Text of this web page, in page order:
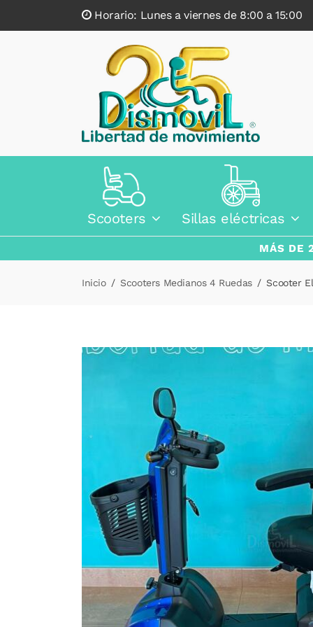
Horario: Lunes a viernes de 8:00 a
Scooters Sillas eléctricas
MÁS DE
Inicio Scooters Medianos 4 Ruedas Scooter